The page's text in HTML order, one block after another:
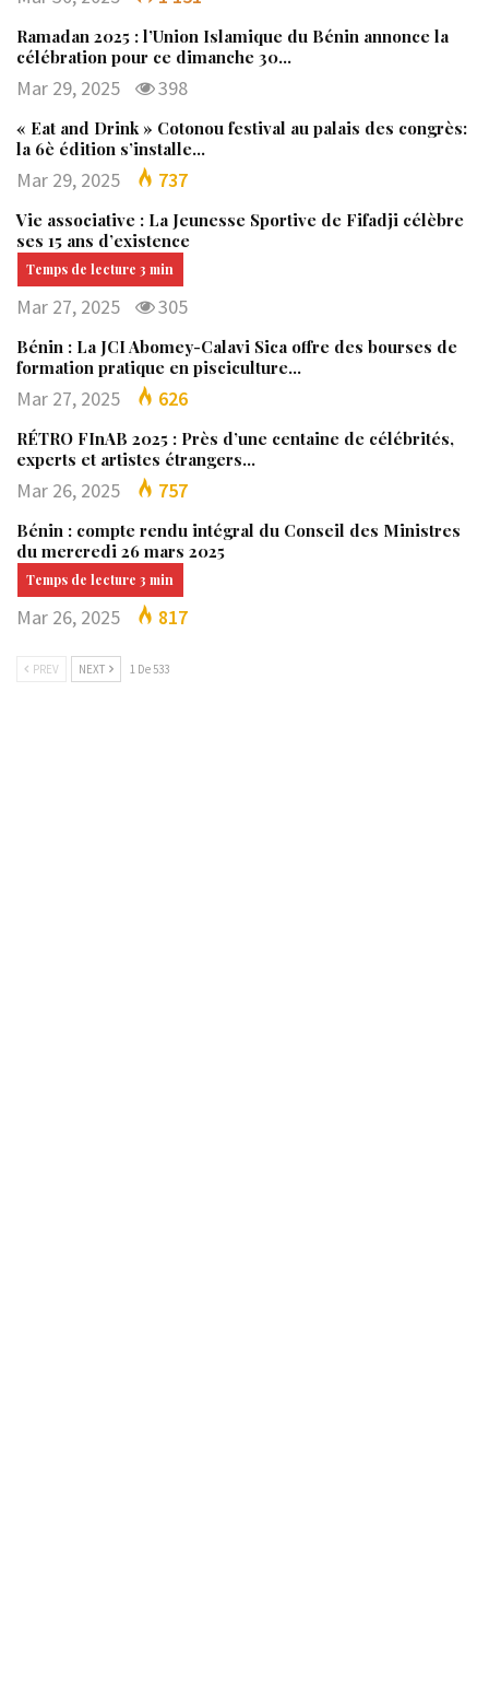
Ramadan 2025 : l’Union Islamique du Bénin annonce la
célébration pour ce dimanche 30…
Mar 29, 2025 398
« Eat and Drink » Cotonou festival au palais des congrès:
la 6è édition s’installe…
Mar 29, 2025 737
Vie associative : La Jeunesse Sportive de Fifadji célèbre
ses 15 ans d’existence
Mar 27, 2025 305
Bénin : La JCI Abomey-Calavi Sica offre des bourses de
formation pratique en pisciculture…
Mar 27, 2025 626
RÉTRO FInAB 2025 : Près d’une centaine de célébrités,
experts et artistes étrangers…
Mar 26, 2025 757
Bénin : compte rendu intégral du Conseil des Ministres
du mercredi 26 mars 2025
Mar 26, 2025 817
PREV NEXT 1 De 533